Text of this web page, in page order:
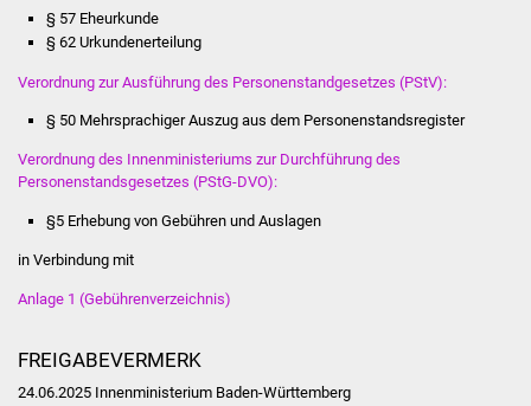
Ostermarkt
Einrichtungen
§ 57 Eheurkunde
§ 62 Urkundenerteilung
Verordnung zur Ausführung des Personenstandgesetzes (PStV):
§ 50 Mehrsprachiger Auszug aus dem Personenstandsregister
Verordnung des Innenministeriums zur Durchführung des
Personenstandsgesetzes (PStG-DVO):
§5 Erhebung von Gebühren und Auslagen
in Verbindung mit
Anlage 1 (Gebührenverzeichnis)
FREIGABEVERMERK
24.06.2025 Innenministerium Baden-Württemberg